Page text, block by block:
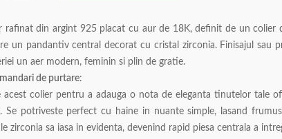
rafinat din argint 925 placat cu aur de 18K, definit de un colier
un pandantiv central decorat cu cristal zirconia. Finisajul sau
un aer modern, feminin si plin de gratie.
de purtare:
acest colier pentru a adauga o nota de eleganta tinutelor tale
Se potriveste perfect cu haine in nuante simple, lasand
zirconia sa iasa in evidenta, devenind rapid piesa centrala a